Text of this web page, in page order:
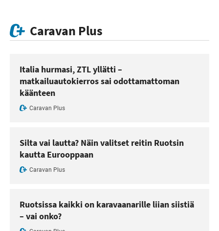
Caravan Plus
Italia hurmasi, ZTL yllätti –
matkailuautokierros sai odottamattoman
käänteen
Caravan Plus
Silta vai lautta? Näin valitset reitin Ruotsin
kautta Eurooppaan
Caravan Plus
Ruotsissa kaikki on karavaanarille liian siistiä
– vai onko?